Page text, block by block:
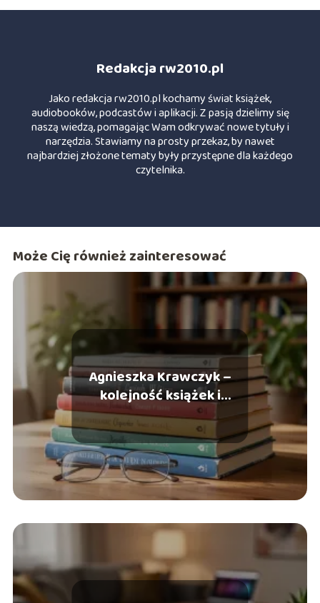
Redakcja rw2010.pl
Jako redakcja rw2010.pl kochamy świat książek,
audiobooków, podcastów i aplikacji. Z pasją dzielimy się
naszą wiedzą, pomagając Wam odkrywać nowe tytuły i
narzędzia. Stawiamy na prosty przekaz, by nawet
najbardziej złożone tematy były przystępne dla każdego
czytelnika.
Może Cię również zainteresować
Agnieszka Krawczyk –
kolejność książek i
najlepsze serie